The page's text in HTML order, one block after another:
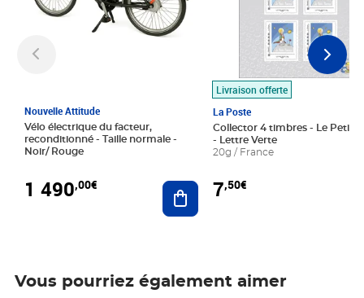
Nouvelle Attitude
Vélo électrique du facteur,
reconditionné - Taille normale -
Noir/ Rouge
1 490,00€ Ajouter au panier
Livraison offerte
La Poste
Collector 4 timbres - Le Petit
- Lettre Verte
20g / France
7,50€
Vous pourriez également aimer